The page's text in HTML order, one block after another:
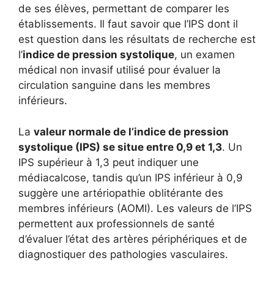
de ses élèves, permettant de comparer les
établissements. Il faut savoir que l’IPS dont il
est question dans les résultats de recherche est
l’indice de pression systolique, un examen
médical non invasif utilisé pour évaluer la
circulation sanguine dans les membres
inférieurs.
La valeur normale de l’indice de pression
systolique (IPS) se situe entre 0,9 et 1,3. Un
IPS supérieur à 1,3 peut indiquer une
médiacalcose, tandis qu’un IPS inférieur à 0,9
suggère une artériopathie oblitérante des
membres inférieurs (AOMI). Les valeurs de l’IPS
permettent aux professionnels de santé
d’évaluer l’état des artères périphériques et de
diagnostiquer des pathologies vasculaires.